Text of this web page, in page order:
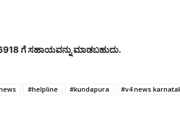
ಗೆ ಸಹಾಯವನ್ನು ಮಾಡಬಹುದು.
#helpline #kundapura #v4 news